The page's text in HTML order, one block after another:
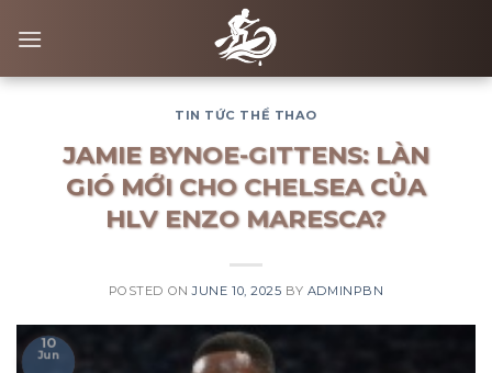
TIN TỨC THỂ THAO
JAMIE BYNOE-GITTENS: LÀN
GIÓ MỚI CHO CHELSEA CỦA
HLV ENZO MARESCA?
POSTED ONJUNE 10, 2025 BY ADMINPBN
10
Jun